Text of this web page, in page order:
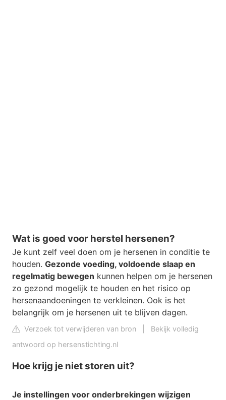
Wat is goed voor herstel hersenen?
Je kunt zelf veel doen om je hersenen in conditie te
houden. Gezonde voeding, voldoende slaap en
regelmatig bewegen kunnen helpen om je hersenen
zo gezond mogelijk te houden en het risico op
hersenaandoeningen te verkleinen. Ook is het
belangrijk om je hersenen uit te blijven dagen.
Verzoek tot verwijderen van bron
Bekijk volledig
antwoord op hersenstichting.nl
Hoe krijg je niet storen uit?
Je instellingen voor onderbrekingen wijzigen